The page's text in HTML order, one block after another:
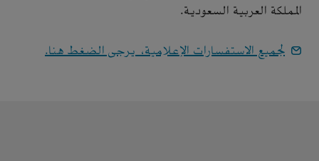
المملكة العربية السعودية.
لجميع الاستفسارات الإعلامية، يرجى الضغط هنا.